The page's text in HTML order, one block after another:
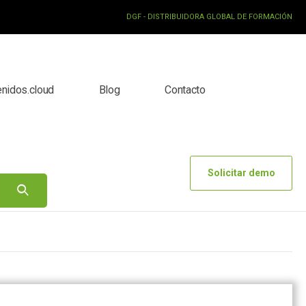
DGF - DISTRIBUIDORA GLOBAL DE FORMACIÓN
Blog Contacto
Solicitar demo